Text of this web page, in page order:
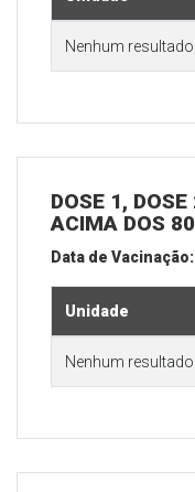
Nenhum
DOSE 1,
ACIMA DOS
Data de Vacinação:
Unidade
Nenhum